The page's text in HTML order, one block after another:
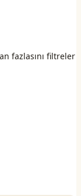
fazlasını filtreler